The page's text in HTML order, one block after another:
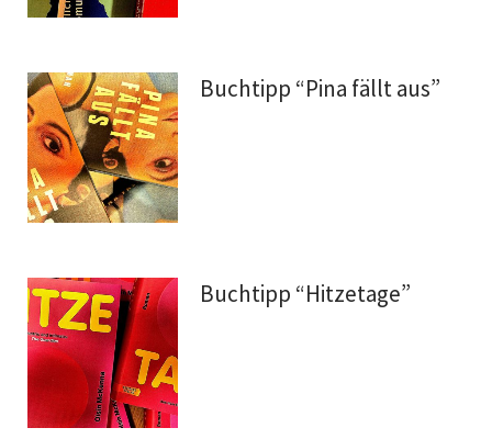
Buchtipp “Pina fällt aus”
Buchtipp “Hitzetage”